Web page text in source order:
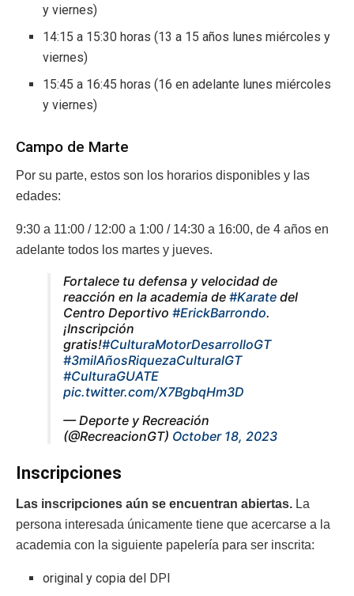
y viernes)
14:15 a 15:30 horas (13 a 15 años lunes miércoles y
viernes)
15:45 a 16:45 horas (16 en adelante lunes miércoles
y viernes)
Campo de Marte
Por su parte, estos son los horarios disponibles y las
edades:
9:30 a 11:00 / 12:00 a 1:00 / 14:30 a 16:00, de 4 años en
adelante todos los martes y jueves.
Fortalece tu defensa y velocidad de
reacción en la academia de #Karate del
Centro Deportivo #ErickBarrondo.
¡Inscripción
gratis!#CulturaMotorDesarrolloGT
#3milAñosRiquezaCulturalGT
#CulturaGUATE
pic.twitter.com/X7BgbqHm3D
— Deporte y Recreación
(@RecreacionGT) October 18, 2023
Inscripciones
Las inscripciones aún se encuentran abiertas. La
persona interesada únicamente tiene que acercarse a la
academia con la siguiente papelería para ser inscrita:
original y copia del DPI